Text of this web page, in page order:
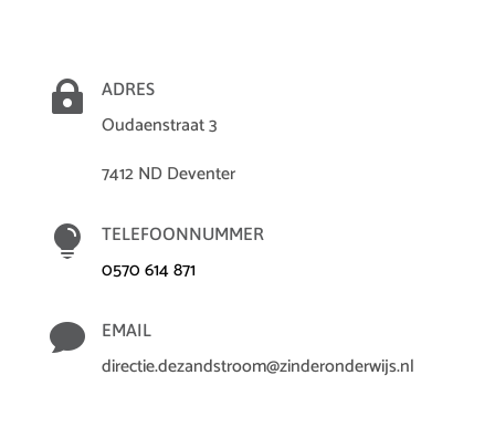
 ADRES
Oudaenstraat 3
7412 ND Deventer
 TELEFOONNUMMER
0570 614 871
 EMAIL
directie.dezandstroom@zinderonderwijs.nl